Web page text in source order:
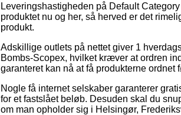
Leveringshastigheden på Default
produktet nu og her, så herved er det
produkt.
Adskillige outlets på nettet giver 1
Bombs-Scopex, hvilket kræver at ordren
garanteret kan nå at få produkterne
Nogle få internet selskaber garanterer
for et fastslået beløb. Desuden skal du
om man opholder sig i Helsingør,